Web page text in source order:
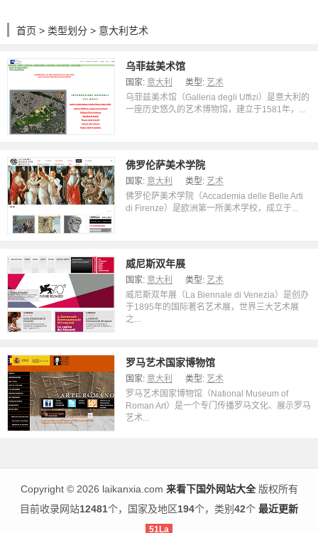
首页 > 类型划分 > 意大利艺术
乌菲兹美术馆
国家: 意大利 类型: 艺术
乌菲兹美术馆（Galleria degli Uffizi）是意大利的
一座历史悠久的艺术博物馆，建立于1581年，...
佛罗伦萨美术学院
国家: 意大利 类型: 艺术
佛罗伦萨美术学院（Accademia delle Belle Arti
di Firenze）是欧洲第一所美术学校，成立于...
威尼斯双年展
国家: 意大利 类型: 艺术
威尼斯双年展（La Biennale di Venezia）是创办
于1895年的国际著名艺术展，世界三大艺术展
之...
罗马艺术国家博物馆
国家: 意大利 类型: 艺术
罗马艺术国家博物馆（National Museum of
Roman Art）是一个专门传播罗马文化、展示罗马
艺术...
Copyright ©2026 laikanxia.com 来看下国外网站大全版权所有
目前收录网站12481个，国家及地区194个，类别 42个 最近更新
51La